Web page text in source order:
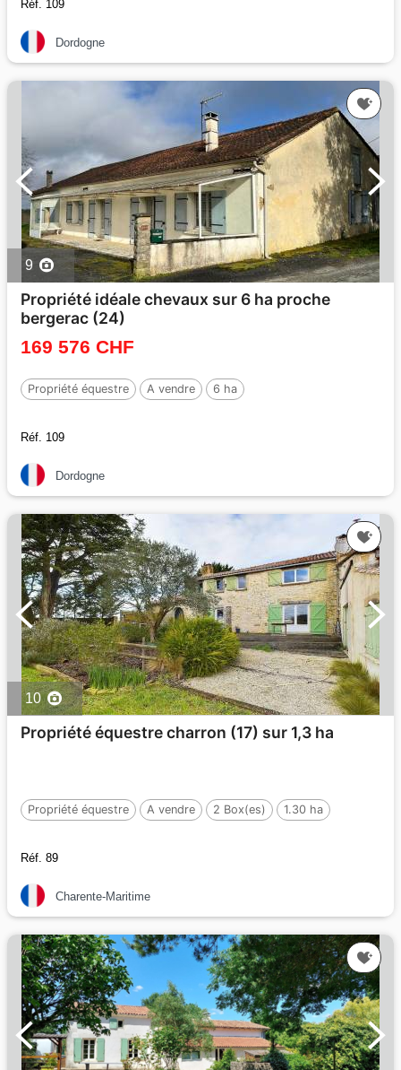
Réf. 109
Dordogne
9
Propriété idéale chevaux sur 6 ha proche
bergerac (24)
169 576 CHF
Propriété équestre A vendre 6 ha
Réf. 109
Dordogne
10
Propriété équestre charron (17) sur 1,3 ha
Propriété équestre A vendre 2 Box(es) 1.30 ha
Réf. 89
Charente-Maritime